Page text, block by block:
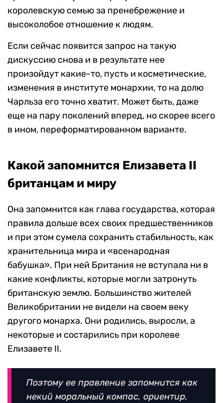
королевскую семью за пренебрежение и
высоколобое отношение к людям.
Если сейчас появится запрос на такую
дискуссию снова и в результате нее
произойдут какие-то, пусть и косметические,
изменения в институте монархии, то на долю
Чарльза его точно хватит. Может быть, даже
еще на пару поколений вперед, но скорее всего
в ином, переформатированном варианте.
Какой запомнится Елизавета II
британцам и миру
Она запомнится как глава государства, которая
правила дольше всех своих предшественников
и при этом сумела сохранить стабильность, как
хранительница мира и «всенародная
бабушка». При ней Британия не вступала ни в
какие конфликты, которые могли затронуть
британскую землю. Большинство жителей
Великобритании не видели на своем веку
другого монарха. Они родились, выросли, а
некоторые и состарились при королеве
Елизавете II.
Поэтому ее правление запомнится как
некий моральный компас, ориентир.